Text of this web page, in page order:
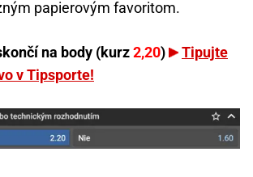
papierovým favoritom.
na body (kurz2,20)
Tipujte
v Tipsporte!